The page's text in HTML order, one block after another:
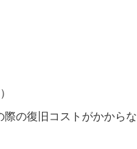
の復旧コストがかからな